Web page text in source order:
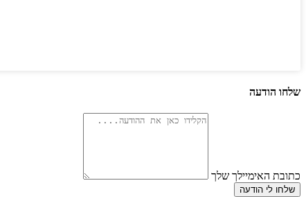
שלחו הודעה
כתובת האימיילך שלך
שלחו לי הודעה